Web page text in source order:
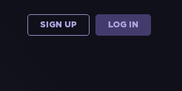
SIGN UP LOG IN